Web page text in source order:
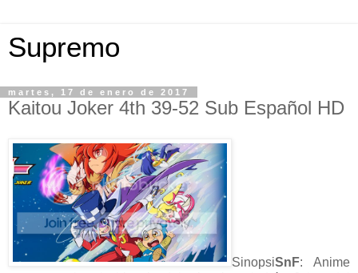
Supremo
martes, 17 de enero de 2017
Kaitou Joker 4th 39-52 Sub Español HD
SinopsiSnF: Anime